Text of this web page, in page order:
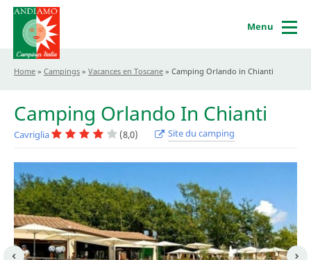
Menu
Home » Campings » Vacances en Toscane » Camping Orlando in Chianti
Camping Orlando In Chianti
Cavriglia (8,0) Site du camping